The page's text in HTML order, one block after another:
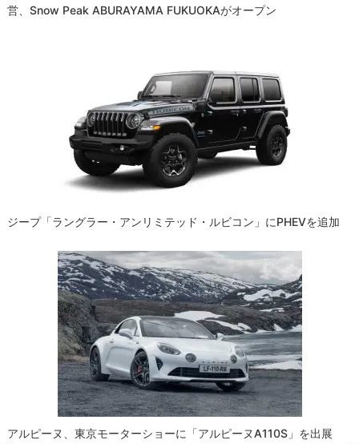
営、Snow Peak ABURAYAMA FUKUOKAがオープン
ジープ「ラングラー・アンリミテッド・ルビコン」にPHEVを追加
アルピーヌ、東京モーターショーに「アルピーヌA110S」を出展